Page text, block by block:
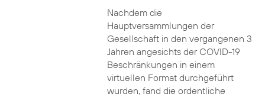
Nachdem die
Hauptversammlungen der
Gesellschaft in den vergangenen 3
Jahren angesichts der COVID-19
Beschränkungen in einem
virtuellen Format durchgeführt
wurden, fand die ordentliche